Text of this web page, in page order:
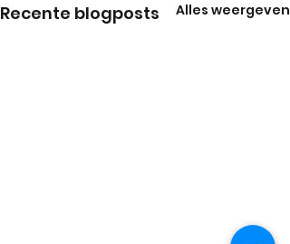
Recente blogposts Alles weergeven